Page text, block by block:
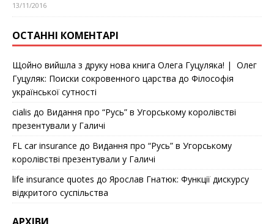
13/11/2016
ОСТАННІ КОМЕНТАРІ
Щойно вийшла з друку нова книга Олега Гуцуляка! | Олег
Гуцуляк: Поиски сокровенного царства до Філософія
української сутності
cialis до Видання про “Русь” в Угорському королівстві
презентували у Галичі
FL car insurance до Видання про “Русь” в Угорському
королівстві презентували у Галичі
life insurance quotes до Ярослав Гнатюк: Функції дискурсу
відкритого суспільства